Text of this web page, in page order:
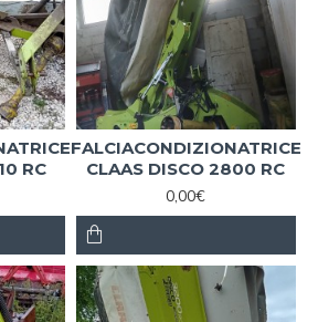
RC
FALCIACONDIZIONATRICE
CLAAS DISCO 2800 RC
0,00€